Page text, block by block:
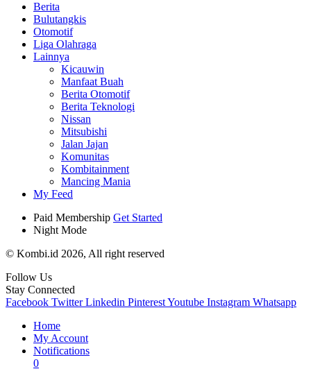
Berita
Bulutangkis
Otomotif
Liga Olahraga
Lainnya
Kicauwin
Manfaat Buah
Berita Otomotif
Berita Teknologi
Nissan
Mitsubishi
Jalan Jajan
Komunitas
Kombitainment
Mancing Mania
My Feed
Paid Membership Get Started
Night Mode
© Kombi.id 2026, All right reserved
Follow Us
Stay Connected
Facebook Twitter Linkedin PinterestYoutube Instagram Whatsapp
Home
My Account
Notifications
0